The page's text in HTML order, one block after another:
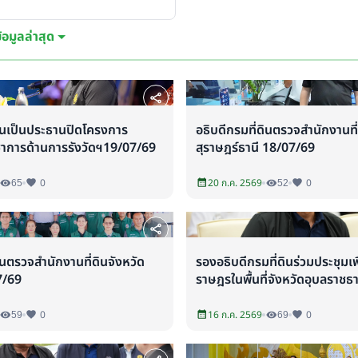
มูลล่าสุด
ป็นประธานปิดโครงการ
การด้านการรังวัดฯ19/07/69
65 0
อธิบดีกรมที่ดินตรวจสำนักงาน
สุราษฎร์ธานี 18/07/69
20 ก.ค. 2569 52 0
รวจสำนักงานที่ดินจังหวัด
69
59 0
รองอธิบดีกรมที่ดินร่วมประชุม
ราษฎรในพื้นที่จังหวัดอุบลราช
16 ก.ค. 2569 69 0